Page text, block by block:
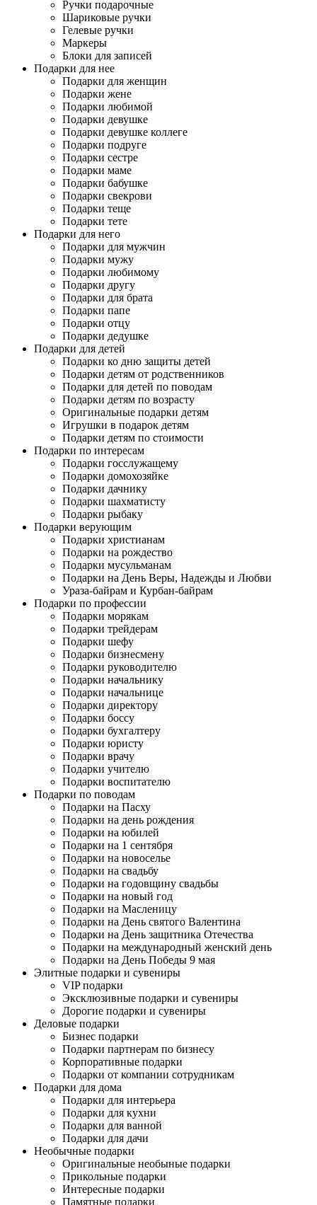
Ручки подарочные
Шариковые ручки
Гелевые ручки
Маркеры
Блоки для записей
Подарки для нее
Подарки для женщин
Подарки жене
Подарки любимой
Подарки девушке
Подарки девушке коллеге
Подарки подруге
Подарки сестре
Подарки маме
Подарки бабушке
Подарки свекрови
Подарки теще
Подарки тете
Подарки для него
Подарки для мужчин
Подарки мужу
Подарки любимому
Подарки другу
Подарки для брата
Подарки папе
Подарки отцу
Подарки дедушке
Подарки для детей
Подарки ко дню защиты детей
Подарки детям от родственников
Подарки для детей по поводам
Подарки детям по возрасту
Оригинальные подарки детям
Игрушки в подарок детям
Подарки детям по стоимости
Подарки по интересам
Подарки госслужащему
Подарки домохозяйке
Подарки дачнику
Подарки шахматисту
Подарки рыбаку
Подарки верующим
Подарки христианам
Подарки на рождество
Подарки мусульманам
Подарки на День Веры, Надежды и Любви
Ураза-байрам и Курбан-байрам
Подарки по профессии
Подарки морякам
Подарки трейдерам
Подарки шефу
Подарки бизнесмену
Подарки руководителю
Подарки начальнику
Подарки начальнице
Подарки директору
Подарки боссу
Подарки бухгалтеру
Подарки юристу
Подарки врачу
Подарки учителю
Подарки воспитателю
Подарки по поводам
Подарки на Пасху
Подарки на день рождения
Подарки на юбилей
Подарки на 1 сентября
Подарки на новоселье
Подарки на свадьбу
Подарки на годовщину свадьбы
Подарки на новый год
Подарки на Масленицу
Подарки на День святого Валентина
Подарки на День защитника Отечества
Подарки на международный женский день
Подарки на День Победы 9 мая
Элитные подарки и сувениры
VIP подарки
Эксклюзивные подарки и сувениры
Дорогие подарки и сувениры
Деловые подарки
Бизнес подарки
Подарки партнерам по бизнесу
Корпоративные подарки
Подарки от компании сотрудникам
Подарки для дома
Подарки для интерьера
Подарки для кухни
Подарки для ванной
Подарки для дачи
Необычные подарки
Оригинальные необыные подарки
Прикольные подарки
Интересные подарки
Памятные подарки